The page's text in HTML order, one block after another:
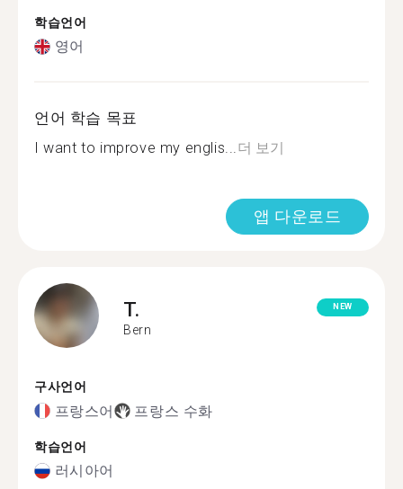
학습언어
영어
언어 학습 목표
I want to improve my englis...더 보기
앱 다운로드
T.
Bern
NEW
구사언어
프랑스어 프랑스 수화
학습언어
러시아어